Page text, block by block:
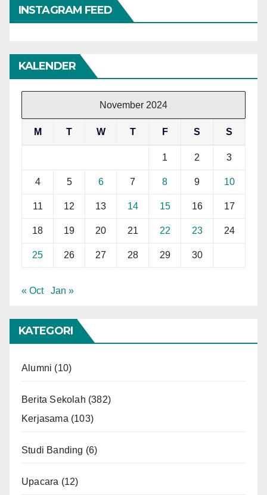
INSTAGRAM FEED
KALENDER
November 2024
M T W T F S S
1 2 3
4 5 6 7 8 9 10
11 12 13 14 15 16 17
18 19 20 21 22 23 24
25 26 27 28 29 30
« Oct Jan »
KATEGORI
Alumni (10)
Berita Sekolah (382)
Kerjasama (103)
Studi Banding (6)
Upacara (12)